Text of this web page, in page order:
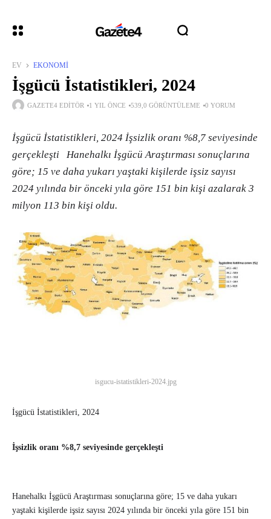
EV EKONOMI
İşgücü İstatistikleri, 2024
GAZETE4 EDITÖR 1 YIL ÖNCE 539,0 GÖRÜNTÜLEME 0 YORUM
İşgücü İstatistikleri, 2024 İşsizlik oranı %8,7 seviyesinde
gerçekleşti Hanehalkı İşgücü Araştırması sonuçlarına
göre; 15 ve daha yukarı yaştaki kişilerde işsiz sayısı
2024 yılında bir önceki yıla göre 151 bin kişi azalarak 3
milyon 113 bin kişi oldu.
isgucu-istatistikleri-2024.jpg
İşgücü İstatistikleri, 2024
İşsizlik oranı %8,7 seviyesinde gerçekleşti
Hanehalkı İşgücü Araştırması sonuçlarına göre; 15 ve daha yukarı
yaştaki kişilerde işsiz sayısı 2024 yılında bir önceki yıla göre 151 bin